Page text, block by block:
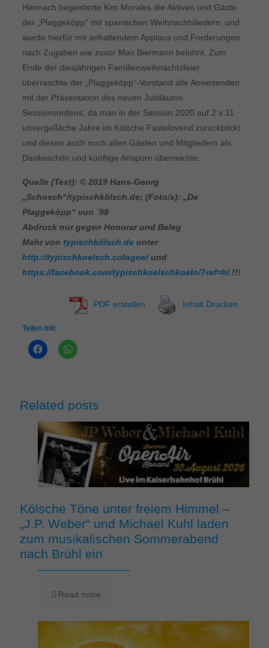
Hiernach begeisterte Kim Morales die Aktiven und Gäste
der „Plaggeköpp“ mit spanischen Weihnachtsliedern, und
wurde hierfür mit anhaltendem Applaus und Forderungen
nach Zugaben wie zuvor Max Biermann belohnt. Zum
Ende der diesjährigen Familienweihnachtsfeier
überraschte der „Plaggeköpp“-Vorstand alle Anwesenden
mit der Präsentation des neuen Jubiläums-
Sessionsordens, da man in der Session 2020 auf 2 x 11
unvergeßliche Jahre im Kölsche Fastelovend zurückblickt
und diesen auch noch allen Gästen und Mitgliedern als
Dankeschön und künftige Ansporn überreichte.
Quelle (Text): © 2019 Hans-Georg
„Schosch“/typischkölsch.de; (Foto/s): „De
Plaggeköpp“ vun ´98
Abdruck nur gegen Honorar und Beleg
Mehr von typischkölsch.deunter
http://typischkoelsch.cologne/und
https://facebook.com/typischkoelschkoeln/?ref=hl!!!
PDF erstellen Inhalt Drucken
Teilen mit:
Related posts
Kölsche Töne unter freiem Himmel –
„J.P. Weber“ und Michael Kuhl laden
zum musikalischen Sommerabend
nach Brühl ein
Read more